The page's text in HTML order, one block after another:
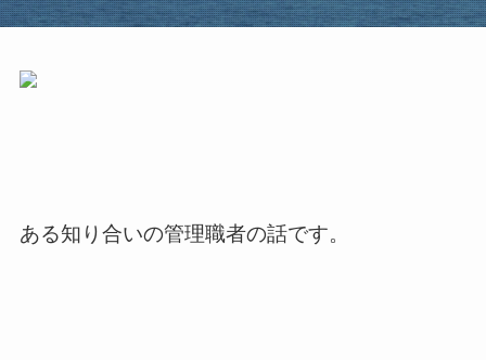
ある知り合いの管理職者の話です。